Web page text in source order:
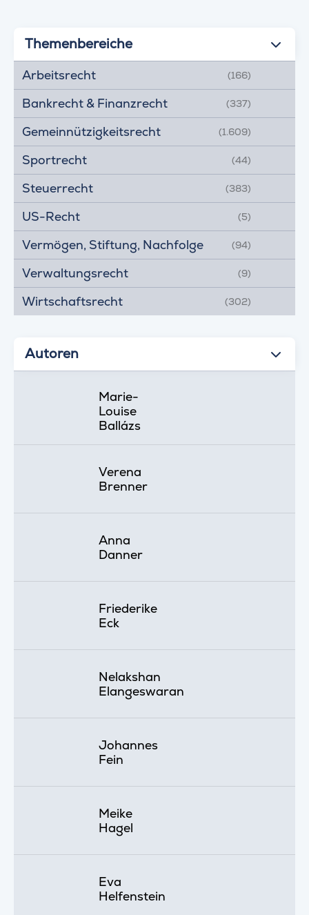
Themenbereiche
Arbeitsrecht (166)
Bankrecht & Finanzrecht (337)
Gemeinnützigkeitsrecht (1.609)
Sportrecht (44)
Steuerrecht (383)
US-Recht (5)
Vermögen, Stiftung, Nachfolge (94)
Verwaltungsrecht (9)
Wirtschaftsrecht (302)
Autoren
Marie-
Louise
Ballázs
Verena
Brenner
Anna
Danner
Friederike
Eck
Nelakshan
Elangeswaran
Johannes
Fein
Meike
Hagel
Eva
Helfenstein